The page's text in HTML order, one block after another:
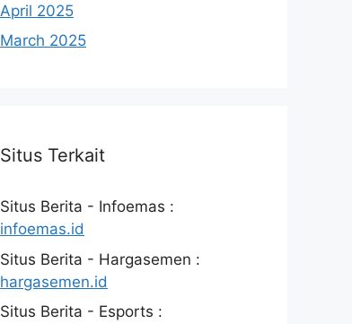
April 2025
March 2025
Situs Terkait
Situs Berita - Infoemas :
infoemas.id
Situs Berita - Hargasemen :
hargasemen.id
Situs Berita - Esports :